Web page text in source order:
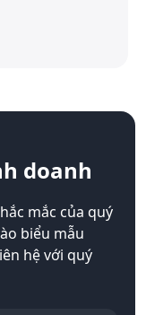
doanh
mắc của quý
biểu mẫu
hệ với quý